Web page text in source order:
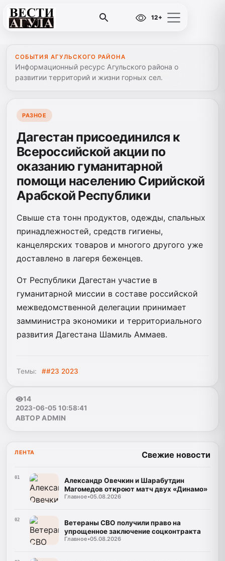
12+
СОБЫТИЯ АГУЛЬСКОГО РАЙОНА
Информационный ресурс Агульского района о
развитии территорий и жизни горных сел.
РАЗНОЕ
Дагестан присоединился к
Всероссийской акции по
оказанию гуманитарной
помощи населению Сирийской
Арабской Республики
Свыше ста тонн продуктов, одежды, спальных
принадлежностей, средств гигиены,
канцелярских товаров и многого другого уже
доставлено в лагеря беженцев.
От Республики Дагестан участие в
гуманитарной миссии в составе российской
межведомственной делегации принимает
замминистра экономики и территориального
развития Дагестана Шамиль Аммаев.
Темы: ##23 2023
14
2023-06-05 10:58:41
АВТОР ADMIN
ЛЕНТА Свежие новости
01
Александр Овечкин и Шарабутдин
Магомедов откроют матч двух «Динамо»
Главное•05.08.2026
02
Ветераны СВО получили право на
упрощенное заключение соцконтракта
Главное•05.08.2026